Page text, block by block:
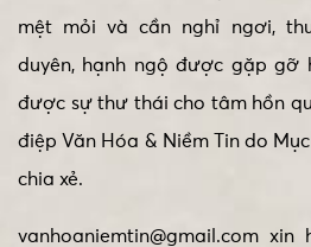
mệt mỏi và cần nghỉ ngơi,
duyên, hạnh ngộ được gặp gỡ
được sự thư thái cho tâm hồn
điệp Văn Hóa & Niềm Tin do
chia xẻ.
vanhoaniemtin@gmail.com